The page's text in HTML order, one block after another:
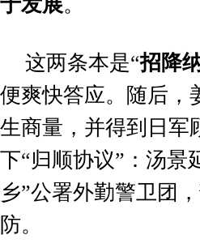
这两条本是“招降
便爽快答应。随后，
生商量，并得到日军
下“归顺协议” ：汤
乡”公署外勤警卫团
防。